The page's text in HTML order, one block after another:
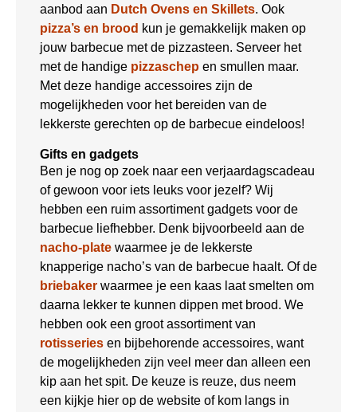
aanbod aan Dutch Ovens en Skillets. Ook
pizza’s en brood kun je gemakkelijk maken op
jouw barbecue met de pizzasteen. Serveer het
met de handige pizzaschep en smullen maar.
Met deze handige accessoires zijn de
mogelijkheden voor het bereiden van de
lekkerste gerechten op de barbecue eindeloos!
Gifts en gadgets
Ben je nog op zoek naar een verjaardagscadeau
of gewoon voor iets leuks voor jezelf? Wij
hebben een ruim assortiment gadgets voor de
barbecue liefhebber. Denk bijvoorbeeld aan de
nacho-plate waarmee je de lekkerste
knapperige nacho’s van de barbecue haalt. Of de
briebaker waarmee je een kaas laat smelten om
daarna lekker te kunnen dippen met brood. We
hebben ook een groot assortiment van
rotisseries en bijbehorende accessoires, want
de mogelijkheden zijn veel meer dan alleen een
kip aan het spit. De keuze is reuze, dus neem
een kijkje hier op de website of kom langs in